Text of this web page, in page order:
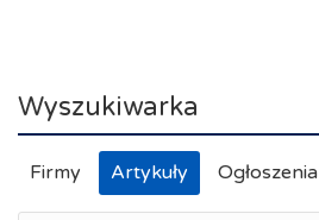
Wyszukiwarka
Firmy Artykuły Ogłoszenia